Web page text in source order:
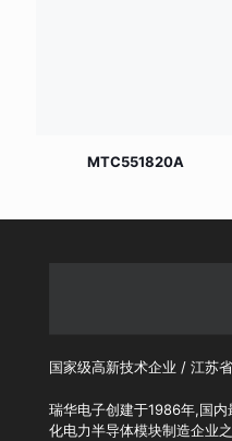
MTC551820A
国家级高新技术企业 / 江苏
瑞华电子创建于1986年,国
化电力半导体模块制造企业